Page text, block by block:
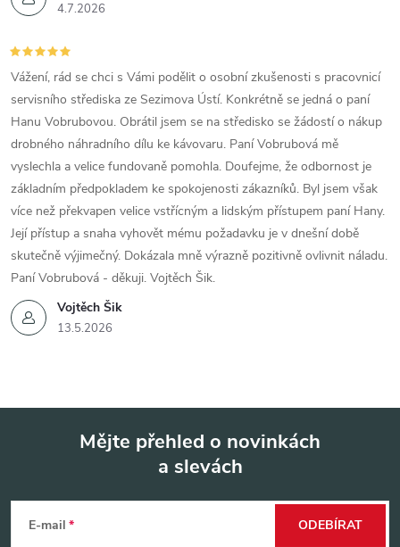
4.7.2026
Vojtěch Šik
13.5.2026
Vážení, rád se chci s Vámi podělit o osobní zkušenosti s pracovnicí
servisního střediska ze Sezimova Ústí. Konkrétně se jedná o paní
Hanu Vobrubovou. Obrátil jsem se na středisko se žádostí o nákup
drobného náhradního dílu ke kávovaru. Paní Vobrubová mě
vyslechla a velice fundovaně pomohla. Doufejme, že odbornost je
základním předpokladem ke spokojenosti zákazníků. Byl jsem však
více než překvapen velice vstřícným a lidským přístupem paní Hany.
Její přístup a snaha vyhovět mému požadavku je v dnešní době
skutečně výjimečný. Dokázala mně výrazně pozitivně ovlivnit náladu.
Paní Vobrubová - děkuji. Vojtěch Šik.
Mějte přehled o novinkách
a slevách
E-mail ODEBÍRAT